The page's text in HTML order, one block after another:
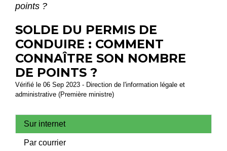
points ?
SOLDE DU PERMIS DE
CONDUIRE : COMMENT
CONNAÎTRE SON NOMBRE
DE POINTS ?
Vérifié le 06 Sep 2023 - Direction de l'information légale et
administrative (Première ministre)
Sur internet
Par courrier